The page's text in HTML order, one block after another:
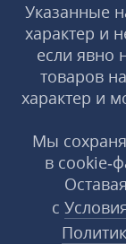
Указанные
характер и
если явно
товаров
характер и
Мы
в
с